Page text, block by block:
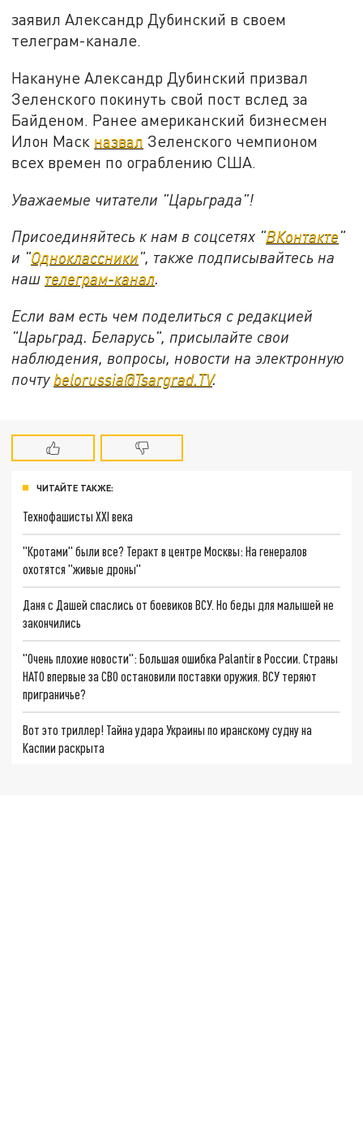
заявил Александр Дубинский в своем
телеграм-канале.
Накануне Александр Дубинский призвал
Зеленского покинуть свой пост вслед за
Байденом. Ранее американский бизнесмен
Илон Маск назвал Зеленского чемпионом
всех времен по ограблению США.
Уважаемые читатели "Царьграда"!
Присоединяйтесь к нам в соцсетях "ВКонтакте"
и "Одноклассники", также подписывайтесь на
наш телеграм-канал.
Если вам есть чем поделиться с редакцией
"Царьград. Беларусь", присылайте свои
наблюдения, вопросы, новости на электронную
почту belorussia@Tsargrad.TV.
ЧИТАЙТЕ ТАКЖЕ:
Технофашисты XXI века
"Кротами" были все? Теракт в центре Москвы: На генералов
охотятся "живые дроны"
Даня с Дашей спаслись от боевиков ВСУ. Но беды для малышей не
закончились
"Очень плохие новости": Большая ошибка Palantir в России. Страны
НАТО впервые за СВО остановили поставки оружия. ВСУ теряют
приграничье?
Вот это триллер! Тайна удара Украины по иранскому судну на
Каспии раскрыта